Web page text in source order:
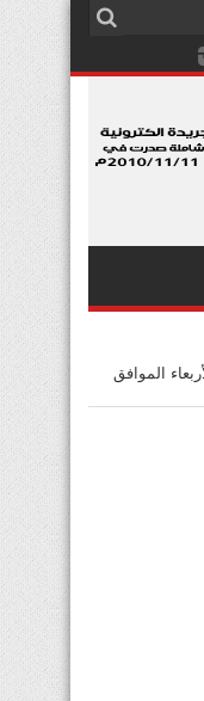
الموافق